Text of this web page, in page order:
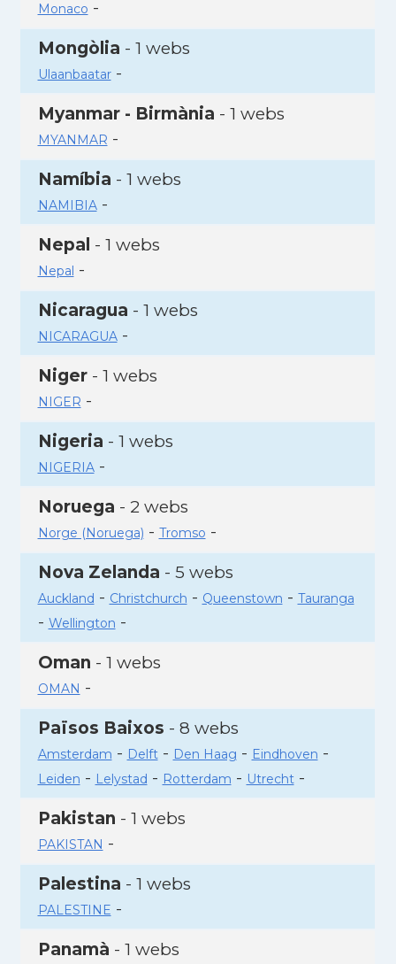
Monaco -
Mongòlia - 1 webs
Ulaanbaatar-
Myanmar - Birmània - 1 webs
MYANMAR -
Namíbia - 1 webs
NAMIBIA-
Nepal - 1 webs
Nepal -
Nicaragua - 1 webs
NICARAGUA-
Niger- 1 webs
NIGER -
Nigeria - 1 webs
NIGERIA-
Noruega - 2 webs
Norge (Noruega) - Tromso -
Nova Zelanda - 5 webs
Auckland - Christchurch - Queenstown - Tauranga
- Wellington -
Oman - 1 webs
OMAN -
Països Baixos - 8 webs
Amsterdam - Delft- Den Haag - Eindhoven -
Leiden - Lelystad - Rotterdam - Utrecht-
Pakistan - 1 webs
PAKISTAN -
Palestina - 1 webs
PALESTINE -
Panamà - 1 webs